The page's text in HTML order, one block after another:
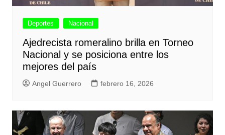
Deportes Nacional
Ajedrecista romeralino brilla en Torneo
Nacional y se posiciona entre los
mejores del país
Angel Guerrero febrero 16, 2026